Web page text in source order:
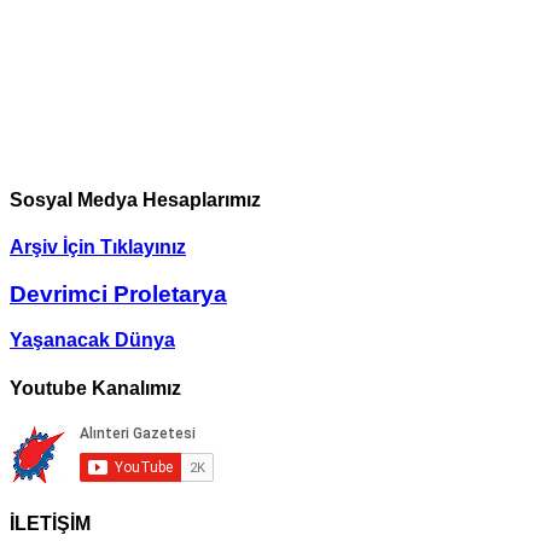
Sosyal Medya Hesaplarımız
Arşiv İçin Tıklayınız
Devrimci Proletarya
Yaşanacak Dünya
Youtube Kanalımız
İLETİŞİM